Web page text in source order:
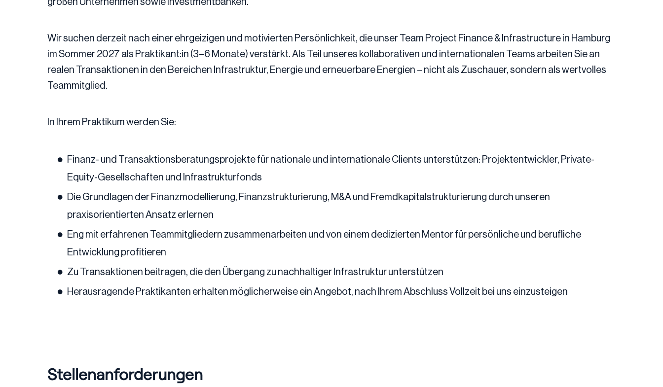
großen Unternehmen sowie Investmentbanken.
Wir suchen derzeit nach einer ehrgeizigen und motivierten Persönlichkeit, die unser Team Project Finance & Infrastructure in Hamburg
im Sommer 2027 als Praktikant:in (3–6 Monate) verstärkt. Als Teil unseres kollaborativen und internationalen Teams arbeiten Sie an
realen Transaktionen in den Bereichen Infrastruktur, Energie und erneuerbare Energien – nicht als Zuschauer, sondern als wertvolles
Teammitglied.
In Ihrem Praktikum werden Sie:
Finanz- und Transaktionsberatungsprojekte für nationale und internationale Clients unterstützen: Projektentwickler, Private-
Equity-Gesellschaften und Infrastrukturfonds
Die Grundlagen der Finanzmodellierung, Finanzstrukturierung, M&A und Fremdkapitalstrukturierung durch unseren
praxisorientierten Ansatz erlernen
Eng mit erfahrenen Teammitgliedern zusammenarbeiten und von einem dedizierten Mentor für persönliche und berufliche
Entwicklung profitieren
Zu Transaktionen beitragen, die den Übergang zu nachhaltiger Infrastruktur unterstützen
Herausragende Praktikanten erhalten möglicherweise ein Angebot, nach Ihrem Abschluss Vollzeit bei uns einzusteigen
Stellenanforderungen